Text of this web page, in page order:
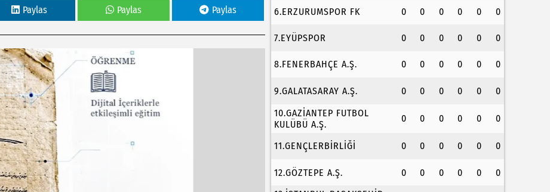
Paylas Paylas Paylas 6.ERZURUMSPOR FK 0 0 0 0 0 0
7.EYÜPSPOR 0 0 0 0 0 0
8.FENERBAHÇE A.Ş. 0 0 0 0 0 0
9.GALATASARAY A.Ş. 0 0 0 0 0
0
10.GAZİANTEP FUTBOL
KULÜBÜ A.Ş.
0 0 0 0 0 0
11.GENÇLERBİRLİĞİ 0 0 0 0 0 0
12.GÖZTEPE A.Ş. 0 0 0 0 0
0